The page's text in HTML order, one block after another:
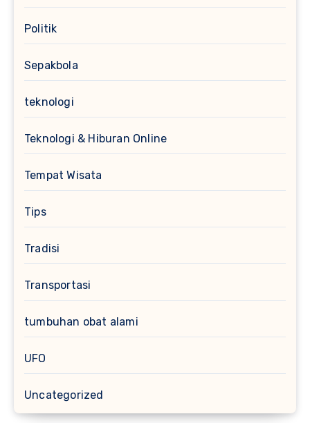
Politik
Sepakbola
teknologi
Teknologi & Hiburan Online
Tempat Wisata
Tips
Tradisi
Transportasi
tumbuhan obat alami
UFO
Uncategorized